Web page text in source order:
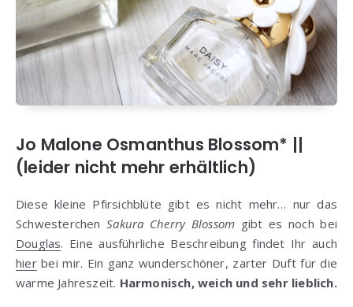
Jo Malone Osmanthus Blossom* ||
(leider nicht mehr erhältlich)
Diese kleine Pfirsichblüte gibt es nicht mehr… nur das
SchwesterchenSakura Cherry Blossom gibt es noch bei
Douglas. Eine ausführliche Beschreibung findet Ihr auch
hierbei mir. Ein ganz wunderschöner, zarter Duft für die
warme Jahreszeit. Harmonisch, weich und sehr lieblich.